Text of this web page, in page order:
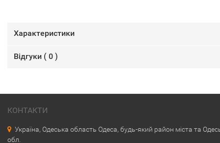
Характеристики
Відгуки ( 0 )
КОНТАКТИ
Україна, Одеська область Одеса, будь-який район міста та
обл.